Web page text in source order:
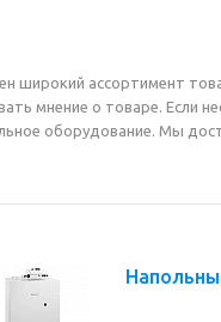
ассортимент
мнение о товаре. Если
оборудование. Мы